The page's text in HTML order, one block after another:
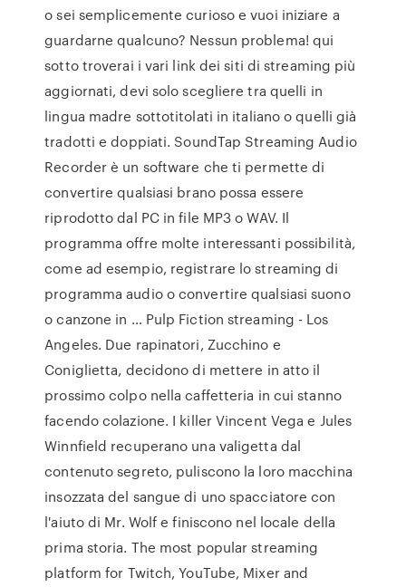
o sei semplicemente curioso e vuoi iniziare a
guardarne qualcuno? Nessun problema! qui
sotto troverai i vari link dei siti di streaming più
aggiornati, devi solo scegliere tra quelli in
lingua madre sottotitolati in italiano o quelli già
tradotti e doppiati. SoundTap Streaming Audio
Recorder è un software che ti permette di
convertire qualsiasi brano possa essere
riprodotto dal PC in file MP3 o WAV. Il
programma offre molte interessanti possibilità,
come ad esempio, registrare lo streaming di
programma audio o convertire qualsiasi suono
o canzone in … Pulp Fiction streaming - Los
Angeles. Due rapinatori, Zucchino e
Coniglietta, decidono di mettere in atto il
prossimo colpo nella caffetteria in cui stanno
facendo colazione. I killer Vincent Vega e Jules
Winnfield recuperano una valigetta dal
contenuto segreto, puliscono la loro macchina
insozzata del sangue di uno spacciatore con
l'aiuto di Mr. Wolf e finiscono nel locale della
prima storia. The most popular streaming
platform for Twitch, YouTube, Mixer and